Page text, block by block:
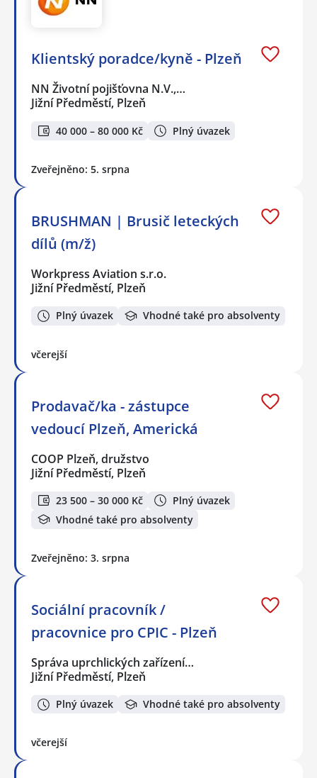
Klientský poradce/kyně - Plzeň
NN Životní pojišťovna N.V.,…
Jižní Předměstí, Plzeň
40 000 – 80 000 Kč Plný úvazek
Zveřejněno: 5. srpna
BRUSHMAN | Brusič leteckých
dílů (m/ž)
Workpress Aviation s.r.o.
Jižní Předměstí, Plzeň
Plný úvazek Vhodné také pro absolventy
včerejší
Prodavač/ka - zástupce
vedoucí Plzeň, Americká
COOP Plzeň, družstvo
Jižní Předměstí, Plzeň
23 500 – 30 000 Kč
Plný úvazek
Vhodné také pro absolventy
Zveřejněno: 3. srpna
Sociální pracovník /
pracovnice pro CPIC - Plzeň
Správa uprchlických zařízení…
Jižní Předměstí, Plzeň
Plný úvazek Vhodné také pro absolventy
včerejší